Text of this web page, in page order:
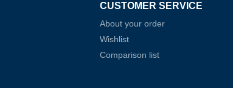
CUSTOMER SERVICE
About your order
Wishlist
Comparison list